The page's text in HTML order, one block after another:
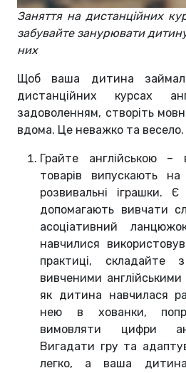
Заняття на дистанційних
забувайте занурювати
них
Щоб ваша дитина
дистанційних курсах
задоволенням, створіть
вдома. Це неважко та весело.
Грайте англійською –
товарів випускають на
розвивальні іграшки.
допомагають вивчати
асоціативний
навчилися
практиці,
вивченими
як дитина навчилася
нею в хованки,
вимовляти цифри
Вигадати гру та
легко, а ваша